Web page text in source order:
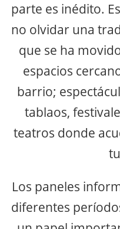
parte es inédito.
no olvidar una
que se ha
espacios
barrio;
tablaos,
teatros donde
Los paneles
diferentes